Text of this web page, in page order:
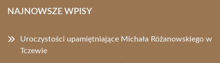
NAJNOWSZE WPISY
Uroczystości upamiętniające Michała Różanowskiego w
Tczewie